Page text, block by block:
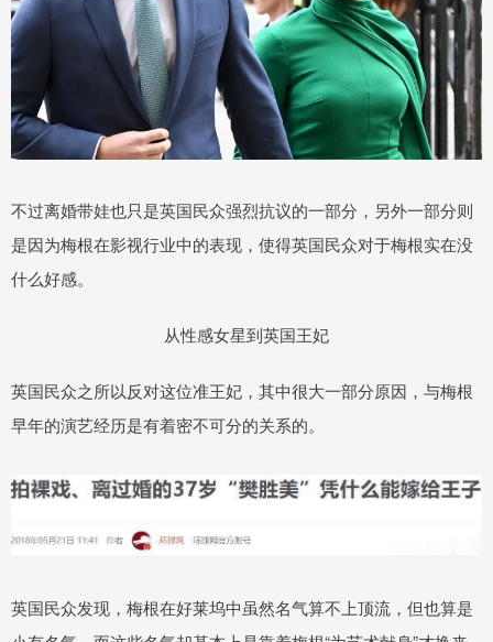
不过离婚带娃也只是英国民众强烈抗议的一部分，另外一部分则
是因为梅根在影视行业中的表现，使得英国民众对于梅根实在没
什么好感。
从性感女星到英国王妃
英国民众之所以反对这位准王妃，其中很大一部分原因，与梅根
早年的演艺经历是有着密不可分的关系的。
英国民众发现，梅根在好莱坞中虽然名气算不上顶流，但也算是